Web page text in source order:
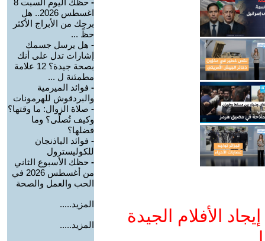
الأفلام الجيدة
-
حظك اليوم السبت 8
اغسطس 2026.. هل
برجك من الأبراج الأكثر
حظً ...
- هل يرسل جسمك
إشارات تدل على أنك
بصحة جيدة؟ 12 علامة
مطمئنة ل ...
- فوائد الميرمية
والبردقوش للهرمونات
- صلاة الزوال: ما وقتها؟
وكيف تُصلّى؟ وما
فضلها؟
- فوائد الباذنجان
للكوليسترول
- حظك الأسبوع الثاني
من أغسطس 2026 في
الحب والعمل والصحة
المزيد.....
المزيد.....